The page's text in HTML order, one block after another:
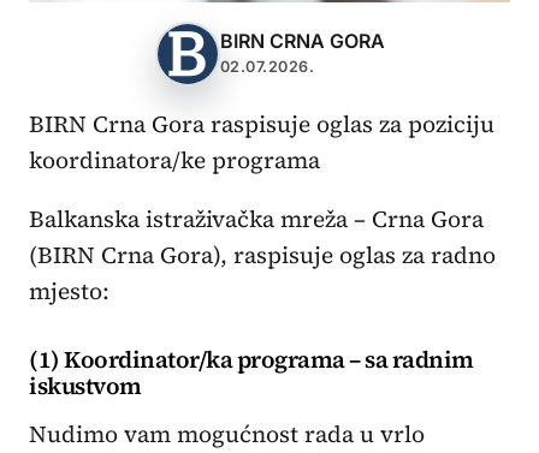
BIRN CRNA GORA
02.07.2026.
BIRN Crna Gora raspisuje oglas za poziciju
koordinatora/ke programa
Balkanska istraživačka mreža – Crna Gora
(BIRN Crna Gora), raspisuje oglas za radno
mjesto:
(1) Koordinator/ka programa – sa radnim
iskustvom
Nudimo vam mogućnost rada u vrlo